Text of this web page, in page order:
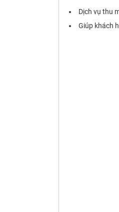
Dịch vụ thu
Giúp khách